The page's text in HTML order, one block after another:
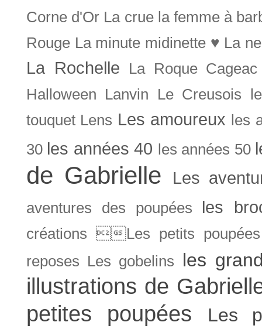
Corne d'Or La crue la femme à
Rouge La minute midinette ♥ La
La Rochelle
La Roque Cageac
Halloween
Lanvin Le Creusois
touquet Lens Les amoureux
les
30 les années 40 les années 50
de Gabrielle Les
aventures des poupées les
créations Les petits
reposes Les gobelins les
illustrations de
petites poupées
Les